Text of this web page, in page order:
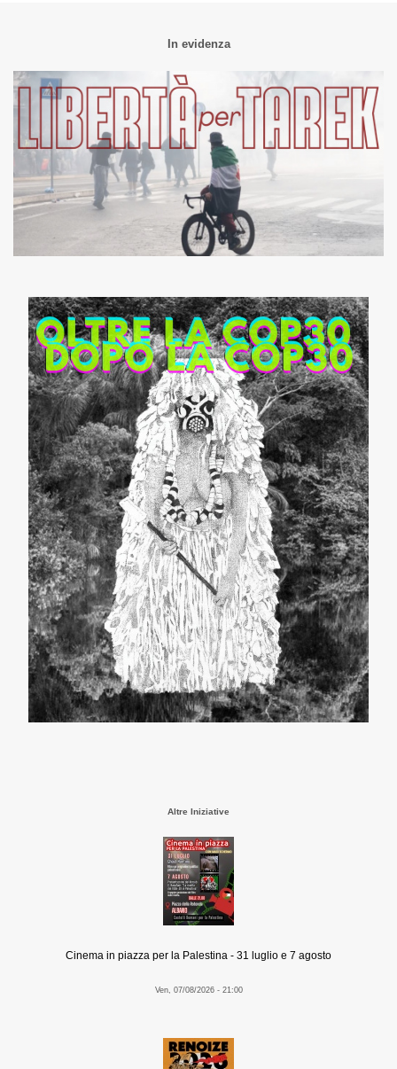
In evidenza
Altre Iniziative
Cinema in piazza per la Palestina - 31 luglio e 7 agosto
Ven, 07/08/2026 - 21:00